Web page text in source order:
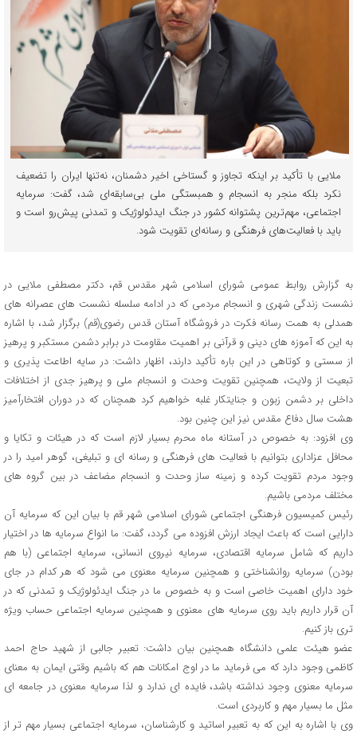
ملایی با تأکید بر اینکه تجاوز و گستاخی اخیر دشمنان، نه‌تنها ایران را تضعیف
نکرد بلکه منجر به انسجام و همبستگی ملی بی‌سابقه‌ای شد، گفت: سرمایه
اجتماعی، مهم‌ترین پشتوانه کشور در جنگ ایدئولوژیک و تمدنی پیش‌رو است و
باید با فعالیت‌های فرهنگی و رسانه‌ای تقویت شود.
به گزارش روابط عمومی شورای اسلامی شهر مقدس قم، دکتر مصطفی ملایی در
نشست زندگی شهری و انسجام مردمی که در ادامه سلسله نشست های عصرانه های
همدلی به همت رسانه فکرت در فروشگاه آستان قدس رضوی(قم) برگزار شد، با اشاره
به این که آموزه های دینی و قرآنی بر اهمیت مقاومت در برابر دشمن مستکبر و پرهیز
از سستی و کوتاهی در این باره تأکید دارند، اظهار داشت: در سایه اطاعت پذیری و
تبعیت از ولایت، همچنین تقویت وحدت و انسجام ملی و پرهیز جدی از اختلافات
داخلی بر دشمن زبون و جنایتکار غلبه خواهیم کرد همچنان که در دوران افتخارآمیز
هشت سال دفاع مقدس نیز این چنین بود.
وی افزود: به خصوص در آستانه ماه محرم بسیار لازم است که در هیئات و تکایا و
محافل عزاداری بتوانیم با فعالیت های فرهنگی و رسانه ای و تبلیغی، گوهر امید را در
وجود مردم تقویت کرده و زمینه ساز وحدت و انسجام مضاعف در بین گروه های
مختلف مردمی باشیم.
رئیس کمیسیون فرهنگی اجتماعی شورای اسلامی شهر قم با بیان این که سرمایه آن
دارایی است که باعث ایجاد ارزش افزوده می گردد، گفت: ما انواع سرمایه ها در اختیار
داریم که شامل سرمایه اقتصادی، سرمایه نیروی انسانی، سرمایه اجتماعی (با هم
بودن) سرمایه روانشناختی و همچنین سرمایه معنوی می شود که هر کدام در جای
خود دارای اهمیت خاصی است و به خصوص ما در جنگ ایدئولوژیک و تمدنی که در
آن قرار داریم باید روی سرمایه های معنوی و همچنین سرمایه اجتماعی حساب ویژه
تری باز کنیم.
عضو هیئت علمی دانشگاه همچنین بیان داشت: تعبیر جالبی از شهید حاج احمد
کاظمی وجود دارد که می فرماید ما در اوج امکانات هم که باشیم وقتی ایمان به معنای
سرمایه معنوی وجود نداشته باشد، فایده ای ندارد و لذا سرمایه معنوی در جامعه ای
مثل ما بسیار مهم و کاربردی است.
وی با اشاره به این که به تعبیر اساتید و کارشناسان، سرمایه اجتماعی بسیار مهم تر از